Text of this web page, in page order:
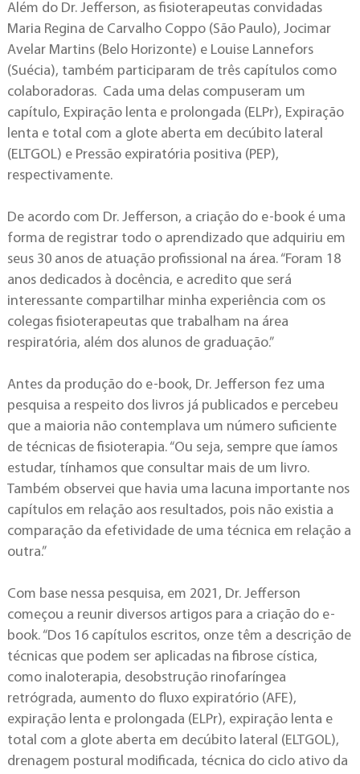
Além do Dr. Jefferson, as fisioterapeutas convidadas
Maria Regina de Carvalho Coppo (São Paulo), Jocimar
Avelar Martins (Belo Horizonte) e Louise Lannefors
(Suécia), também participaram de três capítulos como
colaboradoras. Cada uma delas compuseram um
capítulo, Expiração lenta e prolongada (ELPr), Expiração
lenta e total com a glote aberta em decúbito lateral
(ELTGOL) e Pressão expiratória positiva (PEP),
respectivamente.
De acordo com Dr. Jefferson, a criação do e-book é uma
forma de registrar todo o aprendizado que adquiriu em
seus 30 anos de atuação profissional na área. “Foram 18
anos dedicados à docência, e acredito que será
interessante compartilhar minha experiência com os
colegas fisioterapeutas que trabalham na área
respiratória, além dos alunos de graduação.”
Antes da produção do e-book, Dr. Jefferson fez uma
pesquisa a respeito dos livros já publicados e percebeu
que a maioria não contemplava um número suficiente
de técnicas de fisioterapia. “Ou seja, sempre que íamos
estudar, tínhamos que consultar mais de um livro.
Também observei que havia uma lacuna importante nos
capítulos em relação aos resultados, pois não existia a
comparação da efetividade de uma técnica em relação a
outra.”
Com base nessa pesquisa, em 2021, Dr. Jefferson
começou a reunir diversos artigos para a criação do e-
book. “Dos 16 capítulos escritos, onze têm a descrição de
técnicas que podem ser aplicadas na fibrose cística,
como inaloterapia, desobstrução rinofaríngea
retrógrada, aumento do fluxo expiratório (AFE),
expiração lenta e prolongada (ELPr), expiração lenta e
total com a glote aberta em decúbito lateral (ELTGOL),
drenagem postural modificada, técnica do ciclo ativo da